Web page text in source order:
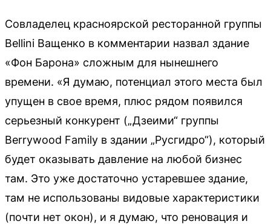
Совладелец красноярской ресторанной группы
Bellini Ващенко в комментарии назвал здание
«Фон Барона» сложным для нынешнего
времени. «Я думаю, потенциал этого места был
упущен в свое время, плюс рядом появился
серьезный конкурент („Дзеими“ группы
Berrywood Family в здании „Русгидро“), который
будет оказывать давление на любой бизнес
там. Это уже достаточно устаревшее здание,
там не использованы видовые характеристики
(почти нет окон), и я думаю, что реновация и